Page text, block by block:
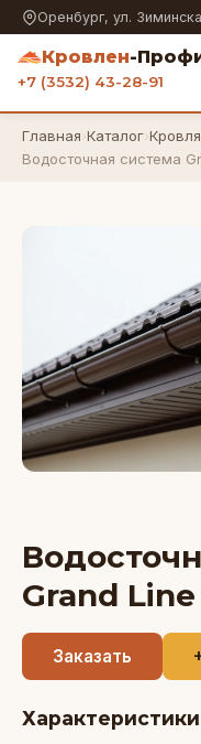
Оренбург, ул.
Кровлен-
+7 (3532) 43-28-91
Главная›Каталог›Кровля
Водосточная система
Grand Line
Заказать
Характеристики